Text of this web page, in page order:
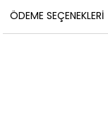
ÖDEME SEÇENEKLERI